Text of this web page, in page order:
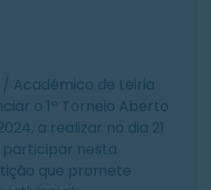
Académico de Leiria
o 1º Torneio Aberto
a realizar no dia 21
participar nesta
que promete